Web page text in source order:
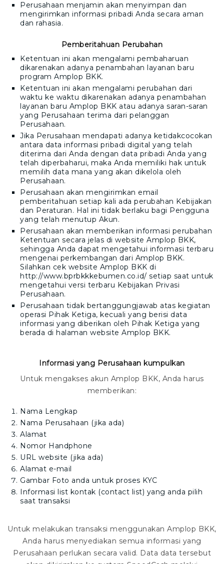
Perusahaan menjamin akan menyimpan dan
mengirimkan informasi pribadi Anda secara aman
dan rahasia.
Pemberitahuan Perubahan
Ketentuan ini akan mengalami pembaharuan
dikarenakan adanya penambahan layanan baru
program Amplop BKK.
Ketentuan ini akan mengalami perubahan dari
waktu ke waktu dikarenakan adanya penambahan
layanan baru Amplop BKK atau adanya saran-saran
yang Perusahaan terima dari pelanggan
Perusahaan.
Jika Perusahaan mendapati adanya ketidakcocokan
antara data informasi pribadi digital yang telah
diterima dari Anda dengan data pribadi Anda yang
telah diperbaharui, maka Anda memiliki hak untuk
memilih data mana yang akan dikelola oleh
Perusahaan.
Perusahaan akan mengirimkan email
pemberitahuan setiap kali ada perubahan Kebijakan
dan Peraturan. Hal ini tidak berlaku bagi Pengguna
yang telah menutup Akun.
Perusahaan akan memberikan informasi perubahan
Ketentuan secara jelas di website Amplop BKK,
sehingga Anda dapat mengetahui informasi terbaru
mengenai perkembangan dari Amplop BKK.
Silahkan cek website Amplop BKK di
http://www.bprbkkkebumen.co.id/ setiap saat untuk
mengetahui versi terbaru Kebijakan Privasi
Perusahaan.
Perusahaan tidak bertanggungjawab atas kegiatan
operasi Pihak Ketiga, kecuali yang berisi data
informasi yang diberikan oleh Pihak Ketiga yang
berada di halaman website Amplop BKK.
Informasi yang Perusahaan kumpulkan
Untuk mengakses akun Amplop BKK, Anda harus
memberikan:
Nama Lengkap
Nama Perusahaan (jika ada)
Alamat
Nomor Handphone
URL website (jika ada)
Alamat e-mail
Gambar Foto anda untuk proses KYC
Informasi list kontak (contact list) yang anda pilih
saat transaksi
Untuk melakukan transaksi menggunakanAmplop BKK,
Anda harus menyediakan semua informasi yang
Perusahaan perlukan secara valid. Data data tersebut